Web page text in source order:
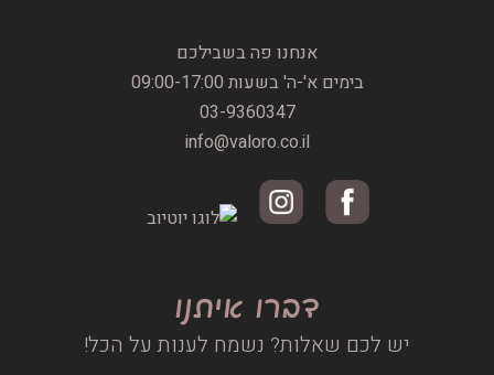
אנחנו פה בשבילכם
בימים א'-ה' בשעות 09:00-17:00
03-9360347
info@valoro.co.il
דברו איתנו
יש לכם שאלות? נשמח לענות על הכל!